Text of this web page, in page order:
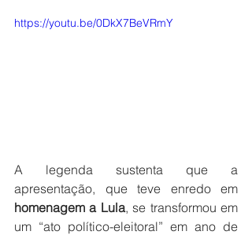
https://youtu.be/0DkX7BeVRmY
A legenda sustenta que a
homenagem a Lula, se transformou em
um “ato político-eleitoral” em ano de